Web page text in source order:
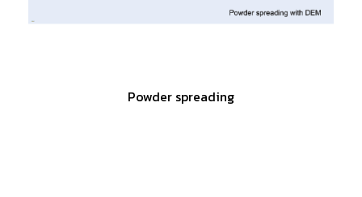
Powder spreading